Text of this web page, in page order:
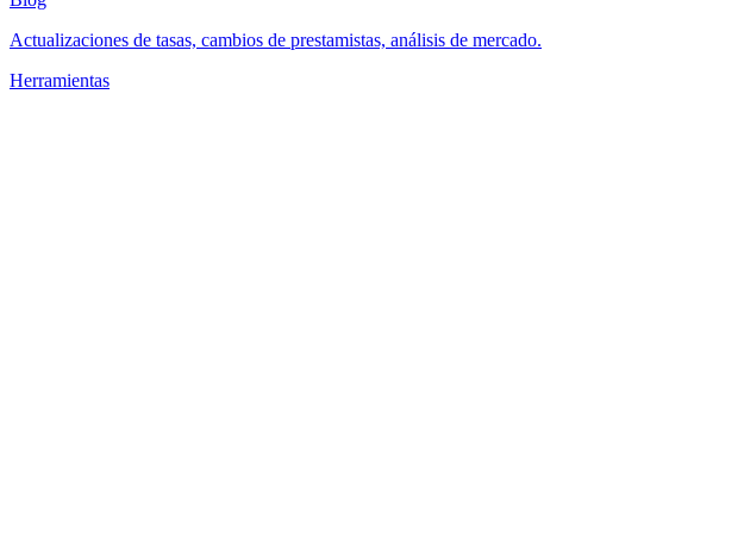
Actualizaciones de tasas, cambios de prestamistas, análisis de mercado.
Herramientas